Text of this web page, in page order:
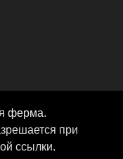
ферма.
при
ссылки.